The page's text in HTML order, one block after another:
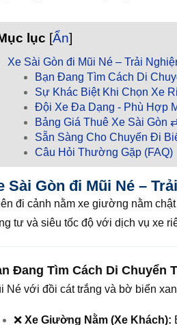
lục [Ẩn]
Xe Sài Gòn đi Mũi Né – Trải
Bạn Đang Tìm Cách Di
Sự Khác Biệt Khi Chọn Xe
Đội Xe Đa Dạng - Phù Hợp
Bảng Giá Thuê Xe Sài Gòn
Sẵn Sàng Cho Chuyến Đi
Câu Hỏi Thường Gặp (FAQ)
Sài Gòn đi Mũi Né –
đi cảnh nằm xe giường nằm
tư và siêu tốc độ với dịch vụ xe
Đang Tìm Cách Di Chuyển
Né với đồi cát trắng và bờ biển
❌ Xe Giường Nằm (Xe Khách):